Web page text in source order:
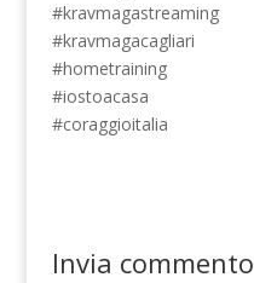
#kravmagastreaming
#kravmagacagliari
#hometraining
#iostoacasa
#coraggioitalia
Invia commento